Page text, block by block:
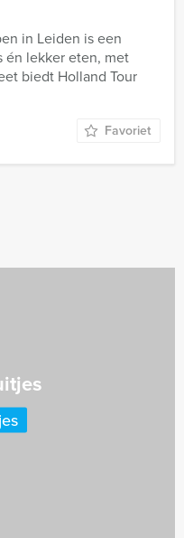
in Leiden is een
én lekker eten, met
biedt Holland Tour
Favoriet